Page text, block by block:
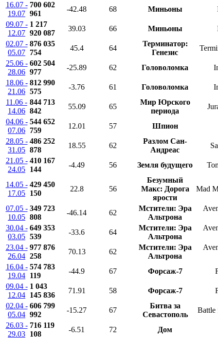
16.07 -
19.07
700 602
961
-42.48 68 Миньоны
09.07 -
12.07
1 217
920 087
39.03 66 Миньоны
02.07 -
05.07
876 035
754
45.4 64
Терминатор:
Генезис
25.06 -
28.06
602 504
977
-25.89 62 Головоломка
18.06 -
21.06
812 990
575
-3.76 61 Головоломка
11.06 -
14.06
844 713
842
55.09 65
Мир Юрского
периода
04.06 -
07.06
544 652
759
12.01 57
Шпион
28.05 -
31.05
486 252
878
18.55 62
Разлом Сан-
Андреас
21.05 -
24.05
410 167
144
-4.49 56 Земля будущего
14.05 -
17.05
429 450
150
22.8 56
Безумный
Макс: Дорога
ярости
Mad
07.05 -
10.05
349 723
808
-46.14 62
Мстители: Эра
Альтрона
30.04 -
03.05
649 353
539
-33.6 64
Мстители: Эра
Альтрона
23.04 -
26.04
977 876
258
70.13 62
Мстители: Эра
Альтрона
16.04 -
19.04
574 783
119
-44.9 67 Форсаж-7
09.04 -
12.04
1 043
145 836
71.91 58 Форсаж-7
02.04 -
05.04
606 799
992
-15.27 67
Битва за
Севастополь
Battle
26.03 -
29.03
716 119
108
-6.51 72
Дом